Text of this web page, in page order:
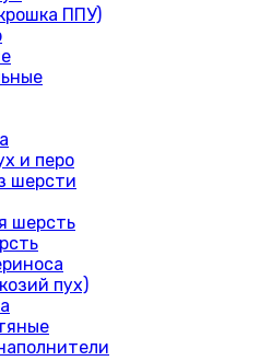
ППУ)
и перо
шерсти
шерсть
пух)